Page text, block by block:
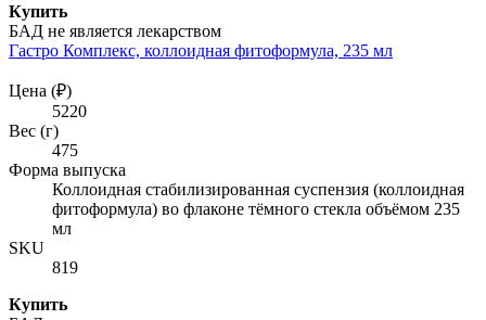
Купить
БАД не является лекарством
Гастро Комплекс, коллоидная фитоформула, 235 мл
Цена (₽)
5220
Вес (г)
475
Форма выпуска
Коллоидная стабилизированная суспензия (коллоидная
фитоформула) во флаконе тёмного стекла объёмом 235
мл
SKU
819
Купить